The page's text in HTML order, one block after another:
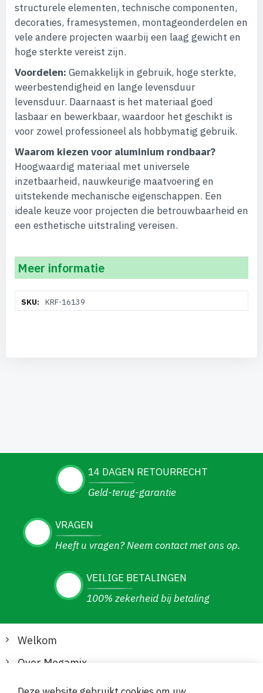
structurele elementen, technische componenten,
decoraties, framesystemen, montageonderdelen en
vele andere projecten waarbij een laag gewicht en
hoge sterkte vereist zijn.
Voordelen: Gemakkelijk in gebruik, hoge sterkte,
weerbestendigheid en lange levensduur
levensduur. Daarnaast is het materiaal goed
lasbaar en bewerkbaar, waardoor het geschikt is
voor zowel professioneel als hobbymatig gebruik.
Waarom kiezen voor aluminium rondbaar?
Hoogwaardig materiaal met universele
inzetbaarheid, nauwkeurige maatvoering en
uitstekende mechanische eigenschappen. Een
ideale keuze voor projecten die betrouwbaarheid en
een esthetische uitstraling vereisen.
Meer informatie
informatieKRF-16139
14 DAGEN RETOURRECHT
Geld-terug-garantie
VRAGEN
Heeft u vragen? Neem contact met ons op.
VEILIGE BETALINGEN
100% zekerheid bij betaling
Welkom
Over Megamix
Informatie